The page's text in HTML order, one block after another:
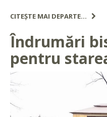
CITEȘTE MAI DEPARTE...
Îndrumări
pentru